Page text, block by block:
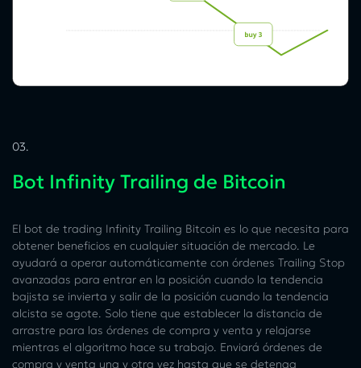
03.
Bot Infinity Trailing de Bitcoin
El bot de trading Infinity Trailing Bitcoin es lo que necesita para
obtener beneficios en cualquier situación de mercado. Le
ayudará a operar automáticamente con órdenes Trailing Stop
avanzadas para entrar en la posición cuando la tendencia
bajista se invierta y salir de la posición cuando la tendencia
alcista se agote. Solo tiene que establecer la distancia de
arrastre para las órdenes de compra y venta y relajarse
mientras el algoritmo hace su trabajo. Enviará órdenes de
compra y venta una y otra vez hasta que se detenga